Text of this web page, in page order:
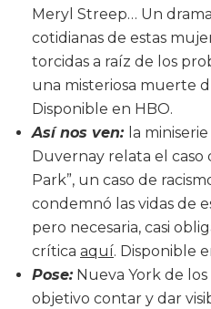
Meryl Streep… Un
cotidianas de estas
torcidas a raíz de los
una misteriosa muerte
Disponible en HBO.
Así nos ven: la
Duvernay relata el caso
Park”, un caso de
condemnó las vidas de
pero necesaria, casi
crítica aquí. Disponible
Pose:Nueva York de
objetivo contar y dar